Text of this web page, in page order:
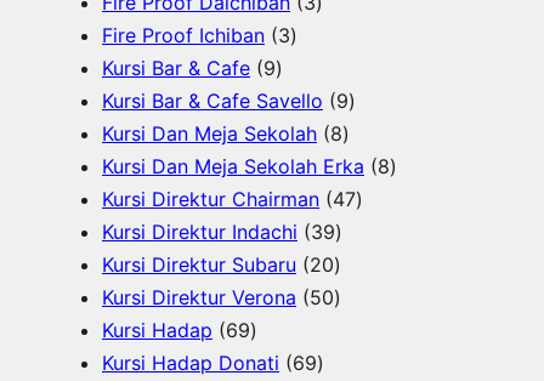
k
k
u
k
o
u
k
r
o
d
u
k
o
d
u
k
Fire Proof Ichiban 33
r
o
d
u
k
Kursi Bar & Cafe 99
P
r
o
d
u
k
Kursi Bar & Cafe Savello 99
r
o
Kursi Dan Meja Sekolah 88
P
r
Kursi Dan Meja Sekolah Erka 88
Kursi Direktur Chairman 474
Kursi Direktur Indachi 393
9
P
Kursi Direktur Subaru 202
0
Kursi Direktur Verona 505
Kursi Hadap 696
9
Kursi Hadap Donati 696